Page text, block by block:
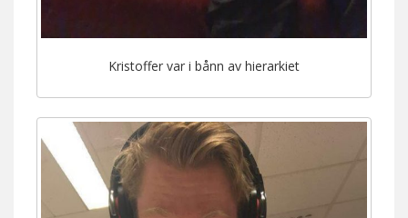
Kristoffer var i bånn av hierarkiet